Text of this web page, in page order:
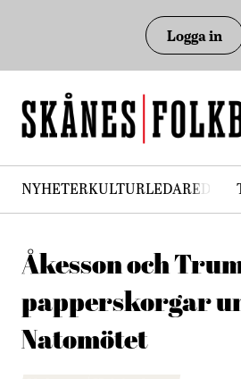
Logga in
NYHETERKULTURLEDARE
Åkesson och
papperskorgar
Natomötet